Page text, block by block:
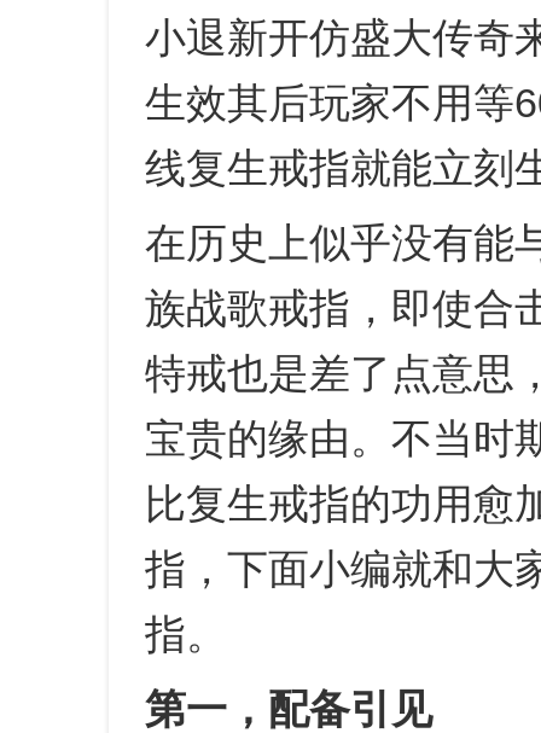
小退新开仿盛大传奇
生效其后玩家不用等
线复生戒指就能立刻
在历史上似乎没有能
族战歌戒指，即使合
特戒也是差了点意思
宝贵的缘由。不当时
比复生戒指的功用愈
指，下面小编就和大
指。
第一，配备引见